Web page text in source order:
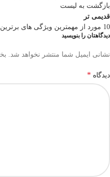
بازگشت به لیست
قدیمی تر
10 مورد از مهمترین ویژگی های برترین مدیران فروش!
دیدگاهتان را بنویسید
نشانی ایمیل شما منتشر نخواهد شد.
دیدگاه *